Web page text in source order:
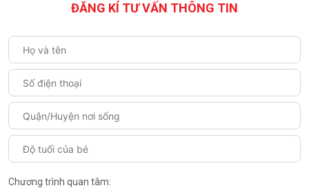
ĐĂNG KÍ TƯ VẤN THÔNG TIN
Chương trình quan tâm: